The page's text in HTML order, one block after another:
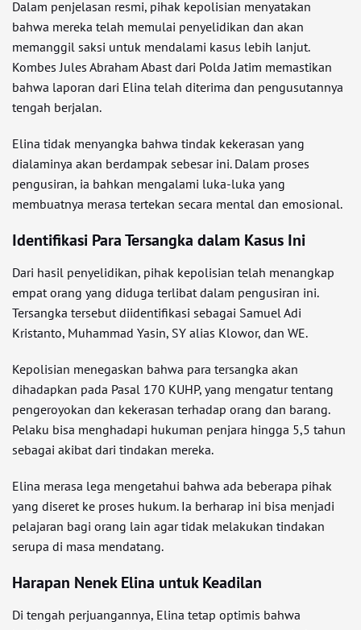
Dalam penjelasan resmi, pihak kepolisian menyatakan
bahwa mereka telah memulai penyelidikan dan akan
memanggil saksi untuk mendalami kasus lebih lanjut.
Kombes Jules Abraham Abast dari Polda Jatim memastikan
bahwa laporan dari Elina telah diterima dan pengusutannya
tengah berjalan.
Elina tidak menyangka bahwa tindak kekerasan yang
dialaminya akan berdampak sebesar ini. Dalam proses
pengusiran, ia bahkan mengalami luka-luka yang
membuatnya merasa tertekan secara mental dan emosional.
Identifikasi Para Tersangka dalam Kasus Ini
Dari hasil penyelidikan, pihak kepolisian telah menangkap
empat orang yang diduga terlibat dalam pengusiran ini.
Tersangka tersebut diidentifikasi sebagai Samuel Adi
Kristanto, Muhammad Yasin, SY alias Klowor, dan WE.
Kepolisian menegaskan bahwa para tersangka akan
dihadapkan pada Pasal 170 KUHP, yang mengatur tentang
pengeroyokan dan kekerasan terhadap orang dan barang.
Pelaku bisa menghadapi hukuman penjara hingga 5,5 tahun
sebagai akibat dari tindakan mereka.
Elina merasa lega mengetahui bahwa ada beberapa pihak
yang diseret ke proses hukum. Ia berharap ini bisa menjadi
pelajaran bagi orang lain agar tidak melakukan tindakan
serupa di masa mendatang.
Harapan Nenek Elina untuk Keadilan
Di tengah perjuangannya, Elina tetap optimis bahwa